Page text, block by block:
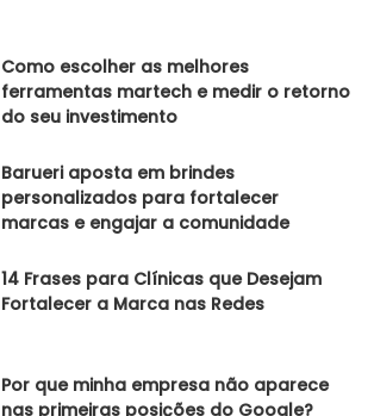
Como escolher as melhores
ferramentas martech e medir o retorno
do seu investimento
Barueri aposta em brindes
personalizados para fortalecer
marcas e engajar a comunidade
14 Frases para Clínicas que Desejam
Fortalecer a Marca nas Redes
Por que minha empresa não aparece
nas primeiras posições do Google?